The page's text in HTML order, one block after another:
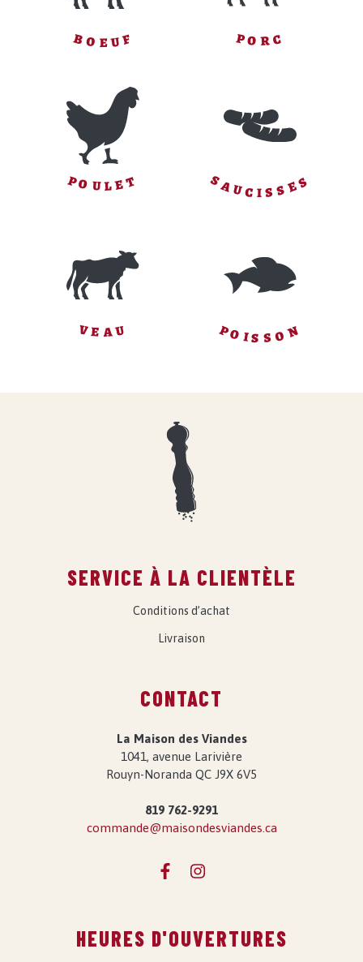
BO EUF PO RC
POULET SAUCISSES
VE AU POIS SON
SERVICE À LA CLIENTÈLE
Conditions d’achat
Livraison
CONTACT
La Maison des Viandes
1041, avenue Larivière
Rouyn-Noranda QC J9X 6V5
819 762-9291
commande@maisondesviandes.ca
HEURES D'OUVERTURES